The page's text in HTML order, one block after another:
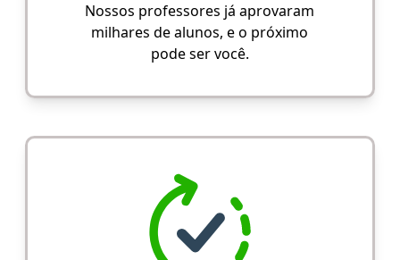
Nossos professores já aprovaram
milhares de alunos, e o próximo
pode ser você.